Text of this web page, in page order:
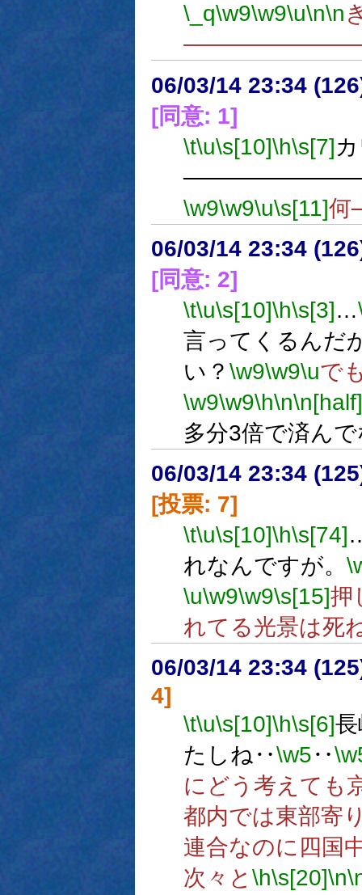
\_q\w9\w9\u\n\n
06/03/14 23:34
[同意: 1]
\t\u\s[10]\h\s[7]
\w9\w9\u\s[11]何
06/03/14 23:34
[同意: 2]
\t\u\s[10]\h\s[3]…
言ってくるんだ
い？ \w9\w9\uで
\w9\w9\h\n\n[half]
多分3倍で済ん
06/03/14 23:34
[投票: 7]
\t\u\s[10]\h\s[74]
れなんですが。
\u\w9\w9\s[15]押
れてる光景は死
06/03/14 23:34
4]
\t\u\s[10]\h\s[6]
たしね‥\w5‥
にどう考えても
都内では東部寄
連合なのに四国
次々と \h\s[20]\n